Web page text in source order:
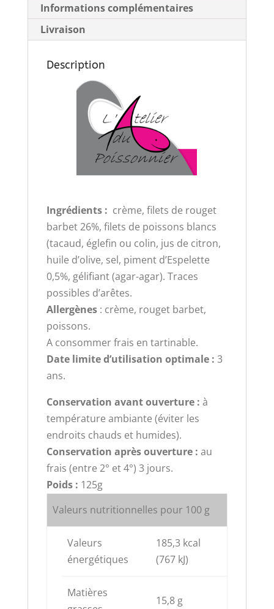
Informations complémentaires
Livraison
Description
Ingrédients : crème, filets de rouget
barbet 26%, filets de poissons blancs
(tacaud, églefin ou colin, jus de citron,
huile d’olive, sel, piment d’Espelette
0,5%, gélifiant (agar-agar). Traces
possibles d’arêtes.
Allergènes: crème, rouget barbet,
poissons.
A consommer frais en tartinable.
Date limite d’utilisation optimale : 3
ans.
Conservation avant ouverture : à
température ambiante (éviter les
endroits chauds et humides).
Conservation après ouverture : au
frais (entre 2° et 4°) 3 jours.
Poids : 125g
Valeurs nutritionnelles pour 100 g
Valeurs
énergétiques
185,3 kcal
(767 kJ)
Matières
15,8 g